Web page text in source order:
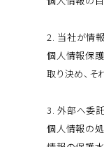
2. 当社が情
個人情報保
取り決め、そ
3. 外部へ委
個人情報の